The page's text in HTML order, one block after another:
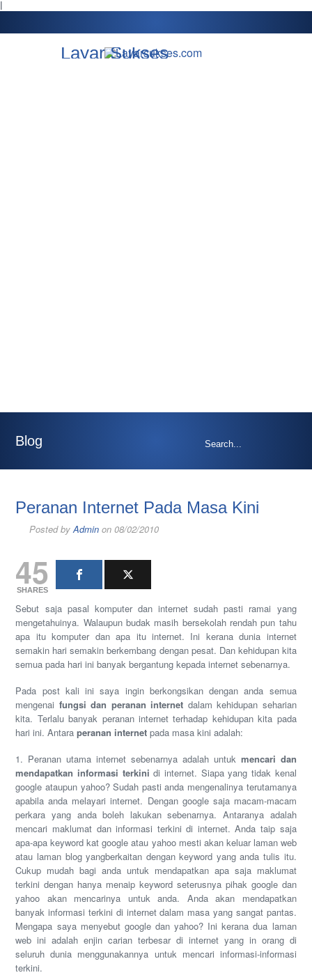
l
Layar Sukses
Blog
Peranan Internet Pada Masa Kini
Posted byAdmin on 08/02/2010
45
SHARES
Sebut saja pasal komputer dan internet sudah pasti ramai yang
mengetahuinya. Walaupun budak masih bersekolah rendah pun tahu
apa itu komputer dan apa itu internet. Ini kerana dunia internet
semakin hari semakin berkembang dengan pesat. Dan kehidupan kita
semua pada hari ini banyak bergantung kepada internet sebenarnya.
Pada post kali ini saya ingin berkongsikan dengan anda semua
mengenai fungsi dan peranan internet dalam kehidupan seharian
kita. Terlalu banyak peranan internet terhadap kehidupan kita pada
hari ini. Antaraperanan internet pada masa kini adalah:
1. Peranan utama internet sebenarnya adalah untuk mencari dan
mendapatkan informasi terkini di internet. Siapa yang tidak kenal
google ataupun yahoo? Sudah pasti anda mengenalinya terutamanya
apabila anda melayari internet. Dengan google saja macam-macam
perkara yang anda boleh lakukan sebenarnya. Antaranya adalah
mencari maklumat dan informasi terkini di internet. Anda taip saja
apa-apa keyword kat google atau yahoo mesti akan keluar laman web
atau laman blog yangberkaitan dengan keyword yang anda tulis itu.
Cukup mudah bagi anda untuk mendapatkan apa saja maklumat
terkini dengan hanya menaip keyword seterusnya pihak google dan
yahoo akan mencarinya untuk anda. Anda akan mendapatkan
banyak informasi terkini di internet dalam masa yang sangat pantas.
Mengapa saya menyebut google dan yahoo? Ini kerana dua laman
web ini adalah enjin carian terbesar di internet yang in orang di
seluruh dunia menggunakannya untuk mencari informasi-informasi
terkini.